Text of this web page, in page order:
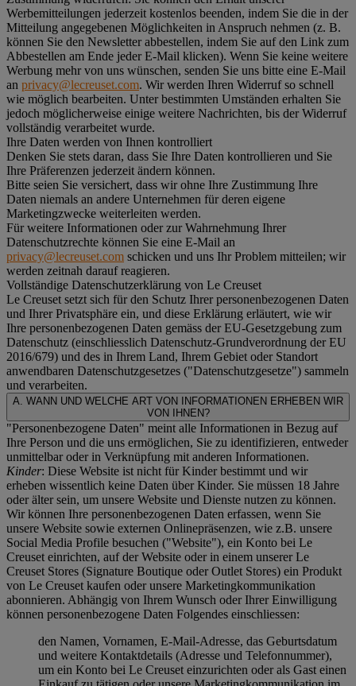
Werbemitteilungen jederzeit kostenlos beenden, indem Sie die in der
Mitteilung angegebenen Möglichkeiten in Anspruch nehmen (z. B.
können Sie den Newsletter abbestellen, indem Sie auf den Link zum
Abbestellen am Ende jeder E-Mail klicken). Wenn Sie keine weitere
Werbung mehr von uns wünschen, senden Sie uns bitte eine E-Mail
an privacy@lecreuset.com. Wir werden Ihren Widerruf so schnell
wie möglich bearbeiten. Unter bestimmten Umständen erhalten Sie
jedoch möglicherweise einige weitere Nachrichten, bis der Widerruf
vollständig verarbeitet wurde.
Ihre Daten werden von Ihnen kontrolliert
Denken Sie stets daran, dass Sie Ihre Daten kontrollieren und Sie
Ihre Präferenzen jederzeit ändern können.
Bitte seien Sie versichert, dass wir ohne Ihre Zustimmung Ihre
Daten niemals an andere Unternehmen für deren eigene
Marketingzwecke weiterleiten werden.
Für weitere Informationen oder zur Wahrnehmung Ihrer
Datenschutzrechte können Sie eine E-Mail an
privacy@lecreuset.com schicken und uns Ihr Problem mitteilen; wir
werden zeitnah darauf reagieren.
Vollständige Datenschutzerklärung von Le Creuset
Le Creuset setzt sich für den Schutz Ihrer personenbezogenen Daten
und Ihrer Privatsphäre ein, und diese Erklärung erläutert, wie wir
Ihre personenbezogenen Daten gemäss der EU-Gesetzgebung zum
Datenschutz (einschliesslich Datenschutz-Grundverordnung der EU
2016/679) und des in Ihrem Land, Ihrem Gebiet oder Standort
anwendbaren Datenschutzgesetzes ("Datenschutzgesetze") sammeln
und verarbeiten.
A. WANN UND WELCHE ART VON INFORMATIONEN ERHEBEN WIR
VON IHNEN?
"Personenbezogene Daten" meint alle Informationen in Bezug auf
Ihre Person und die uns ermöglichen, Sie zu identifizieren, entweder
unmittelbar oder in Verknüpfung mit anderen Informationen.
Kinder: Diese Website ist nicht für Kinder bestimmt und wir
erheben wissentlich keine Daten über Kinder. Sie müssen 18 Jahre
oder älter sein, um unsere Website und Dienste nutzen zu können.
Wir können Ihre personenbezogenen Daten erfassen, wenn Sie
unsere Website sowie externen Onlinepräsenzen, wie z.B. unsere
Social Media Profile besuchen ("Website"), ein Konto bei Le
Creuset einrichten, auf der Website oder in einem unserer Le
Creuset Stores (Signature Boutique oder Outlet Stores) ein Produkt
von Le Creuset kaufen oder unsere Marketingkommunikation
abonnieren. Abhängig von Ihrem Wunsch oder Ihrer Einwilligung
können personenbezogene Daten Folgendes einschliessen:
den Namen, Vornamen, E-Mail-Adresse, das Geburtsdatum
und weitere Kontaktdetails (Adresse und Telefonnummer),
um ein Konto bei Le Creuset einzurichten oder als Gast einen